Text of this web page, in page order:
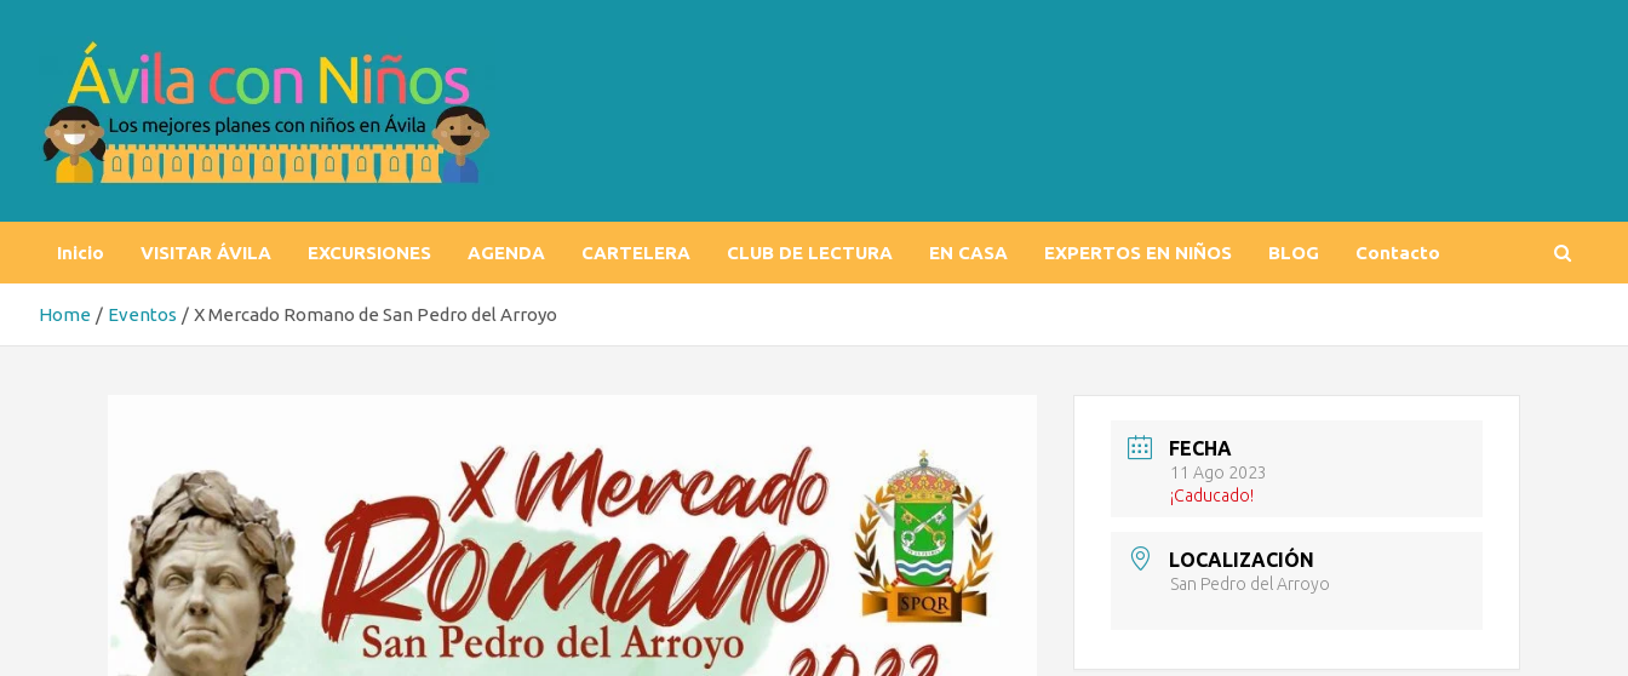
Inicio VISITAR ÁVILA EXCURSIONES AGENDA CARTELERA CLUB DE LECTURA EN CASA EXPERTOS EN NIÑOS BLOG Contacto
Home Eventos X Mercado Romano de San Pedro del Arroyo
FECHA
11 Ago 2023
¡Caducado!
LOCALIZACIÓN
San Pedro del Arroyo